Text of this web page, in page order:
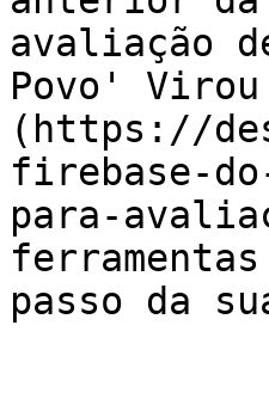
avaliação
Povo'
(https://
firebase-
para-
passo da